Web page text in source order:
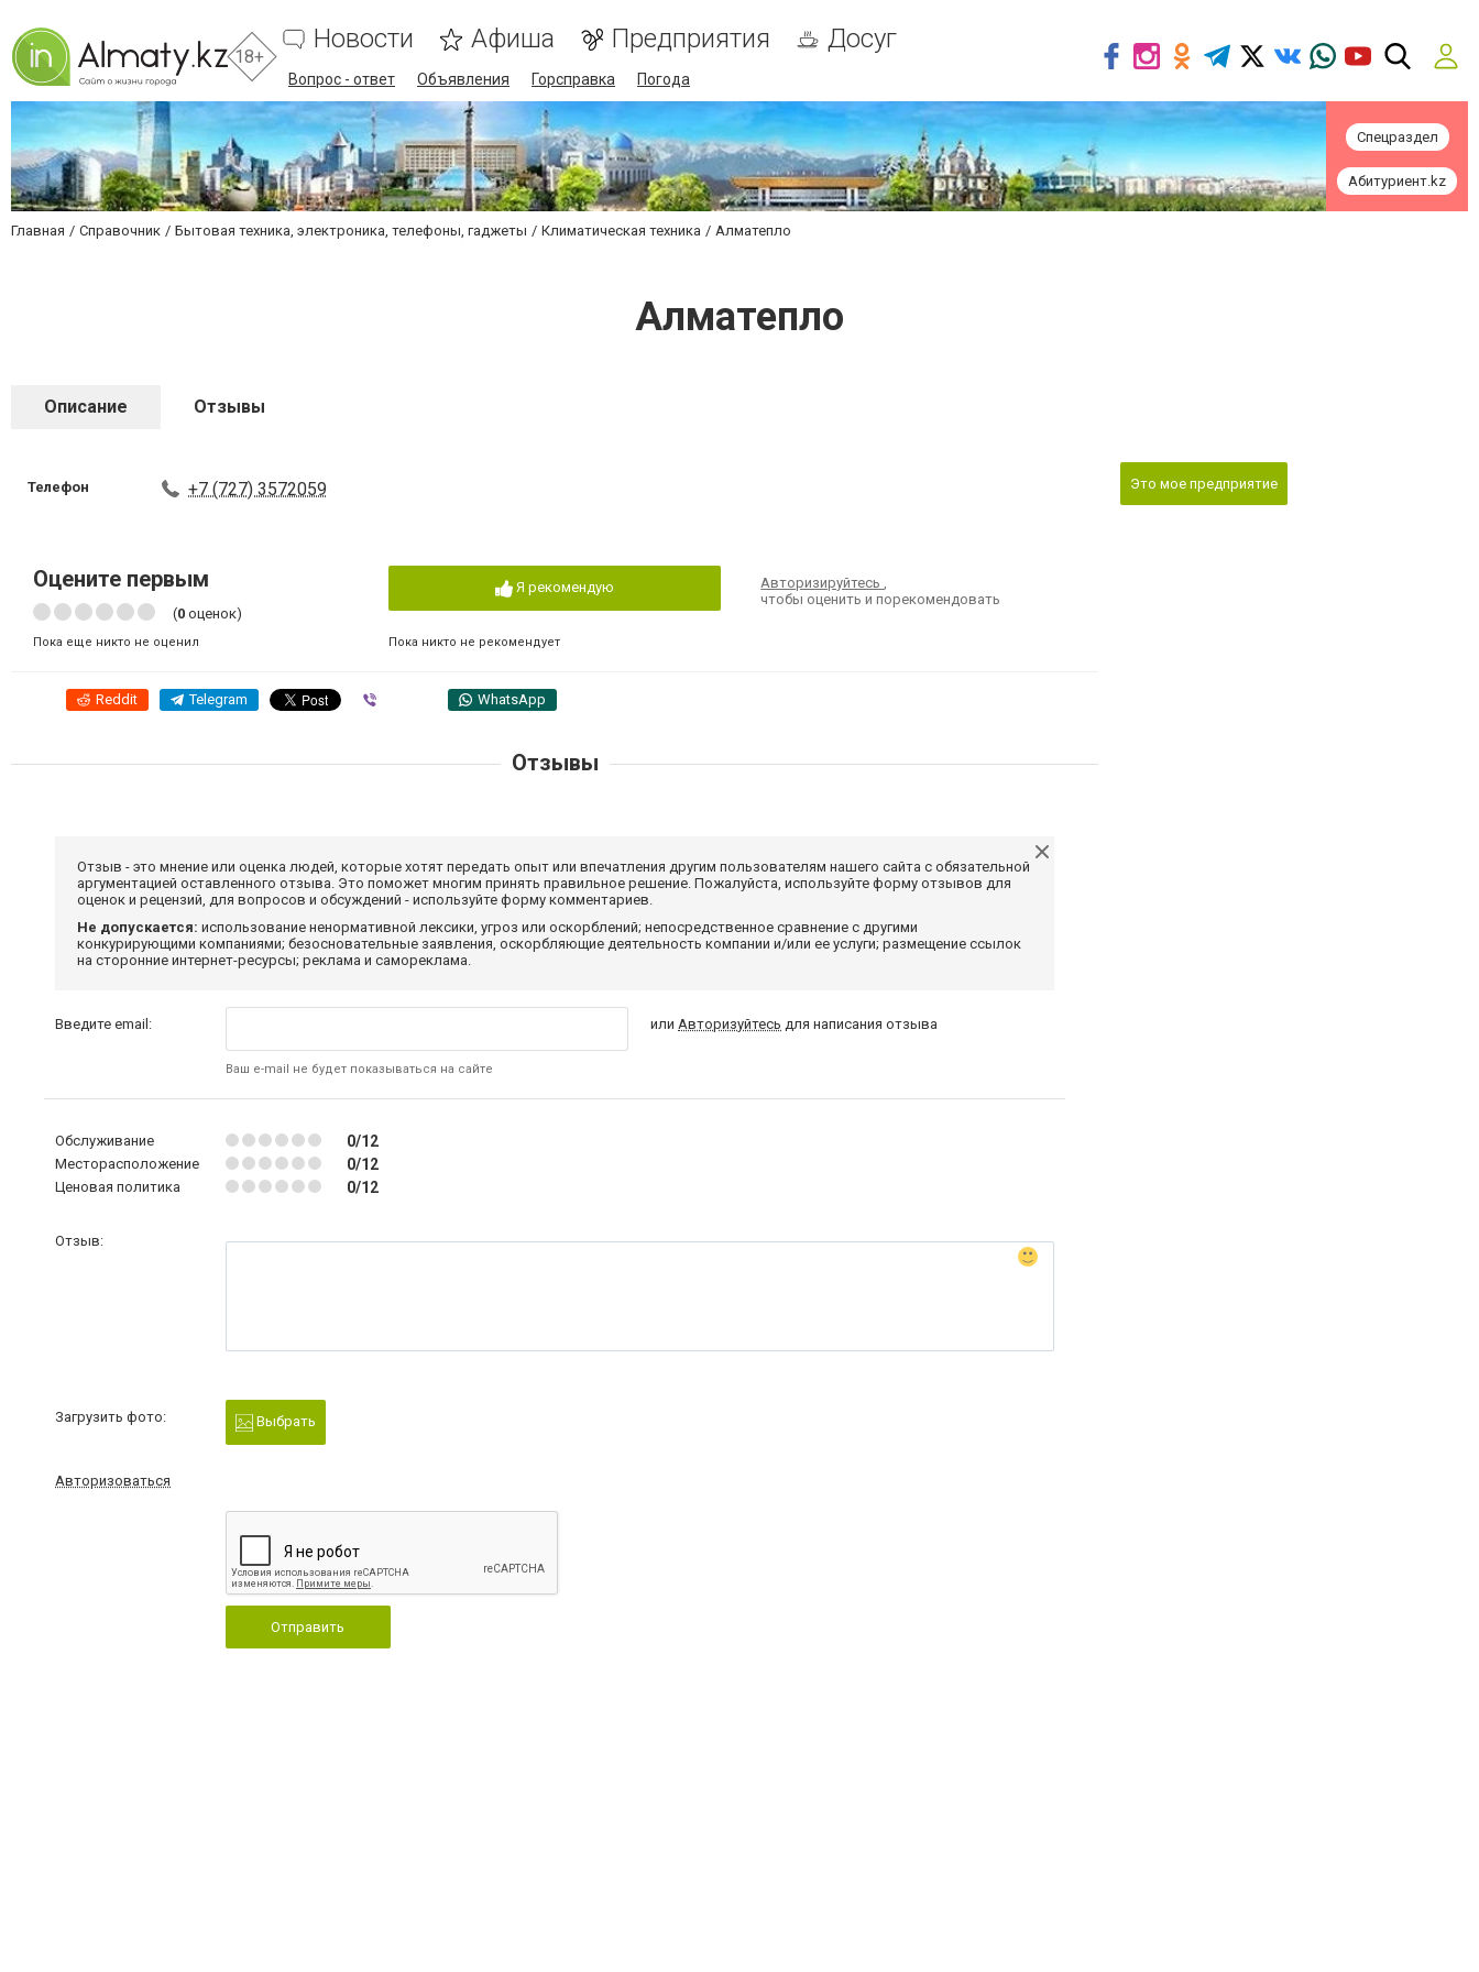
18+
Новости Афиша Предприятия Досуг
Вопрос - ответ Объявления Горсправка Погода
Спецраздел
Абитуриент.kz
Главная Справочник Бытовая техника, электроника, телефоны, гаджеты Климатическая техника Алматепло
Алматепло
Описание Отзывы
Телефон +7 (727) 3572059
Оцените первым
(0 оценок)
Пока еще никто не оценил
Я рекомендую
Пока никто не рекомендует
Авторизируйтесь,
чтобы оценить и порекомендовать
Reddit Telegram WhatsApp
Это мое предприятие
Отзывы
Отзыв - это мнение или оценка людей, которые хотят передать опыт или впечатления другим пользователям нашего сайта с обязательной
аргументацией оставленного отзыва. Это поможет многим принять правильное решение. Пожалуйста, используйте форму отзывов для
оценок и рецензий, для вопросов и обсуждений - используйте форму комментариев.
Не допускается: использование ненормативной лексики, угроз или оскорблений; непосредственное сравнение с другими
конкурирующими компаниями; безосновательные заявления, оскорбляющие деятельность компании и/или ее услуги; размещение ссылок
на сторонние интернет-ресурсы; реклама и самореклама.
Введите email:
Ваш e-mail не будет показываться на сайте
илиАвторизуйтесь для написания отзыва
Обслуживание 0/12
Месторасположение 0/12
Ценовая политика 0/12
Отзыв:
Загрузить фото: Выбрать
Авторизоваться
Отправить